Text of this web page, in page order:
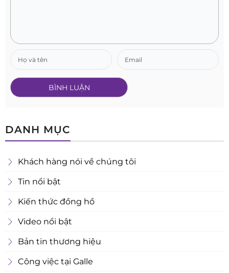
DANH MỤC
Khách hàng nói về chúng tôi
Tin nổi bật
Kiến thức đồng hồ
Video nổi bật
Bản tin thương hiệu
Công việc tại Galle